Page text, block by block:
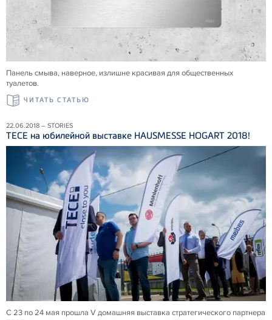
Панель смыва, наверное, излишне красивая для общественных
туалетов.
ЧИТАТЬ СТАТЬЮ
22.06.2018 – STORIES
ТЕСЕ на юбилейной выставке HAUSMESSE HOGART 2018!
С 23 по 24 мая прошла V домашняя выставка стратегического партнера